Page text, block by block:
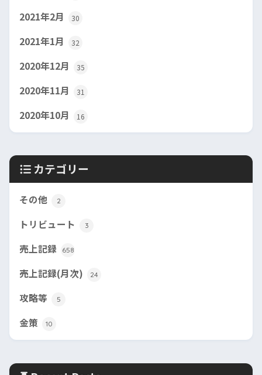
2021年2月 30
2021年1月 32
2020年12月 35
2020年11月 31
2020年10月 16
カテゴリー
その他 2
トリビュート 3
売上記録 658
売上記録(月次) 24
攻略等 5
金策 10